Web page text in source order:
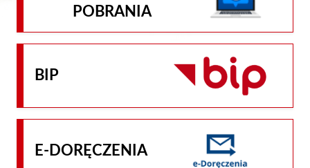
POBRANIA
BIP
E-DORĘCZENIA